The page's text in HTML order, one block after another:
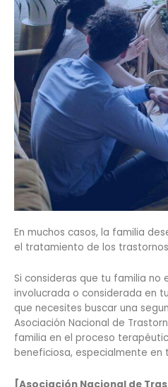
En muchos casos, la familia
el tratamiento de los
Si consideras que tu familia
involucrada o considerada en
que necesites buscar una
Asociación Nacional de
familia en el proceso
beneficiosa, especialmente en